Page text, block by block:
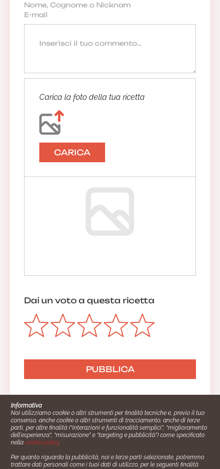
Carica la foto della tua ricetta
CARICA
Dai un voto a questa ricetta
Informativa
Noi utilizziamo cookie o altri strumenti per finalità tecniche e, previo il tuo
consenso, anche cookie o altri strumenti di tracciamento, anche di terze
parti, per altre finalità (“interazioni e funzionalità semplici”, “miglioramento
dell'esperienza”, “misurazione” e “targeting e pubblicità”) come specificato
nellacookie policy.
Per quanto riguarda la pubblicità, noi e terze parti selezionate, potremmo
trattare dati personali come i tuoi dati di utilizzo, per le seguenti finalità